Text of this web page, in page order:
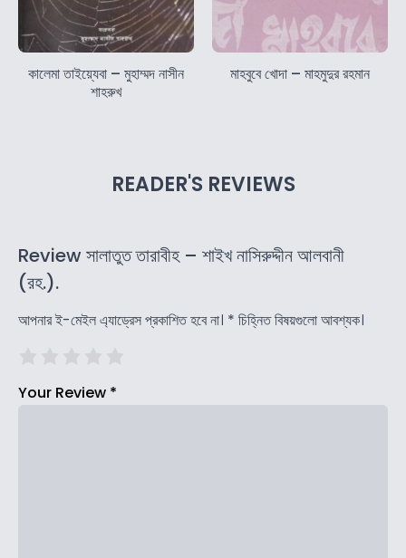
কালেমা তাইয়্যেবা – মুহাম্মদ নাসীন
শাহরুখ
মাহবুবে খোদা – মাহমুদুর রহমান
READER'S REVIEWS
Review সালাতুত তারাবীহ – শাইখ নাসিরুদ্দীন আলবানী
(রহ.).
আপনার ই-মেইল এ্যাড্রেস প্রকাশিত হবে না। * চিহ্নিত বিষয়গুলো আবশ্যক।
Your Review *